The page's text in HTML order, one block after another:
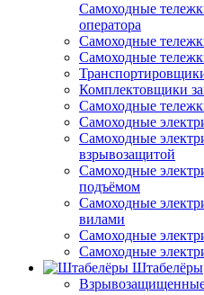
Самоходные
оператора
Самоходные
Самоходные
Комплектовщики
Самоходные
Самоходные
Самоходные
взрывозащитой
Самоходные
подъёмом
Самоходные
вилами
Самоходные
Самоходные
Штабелёры